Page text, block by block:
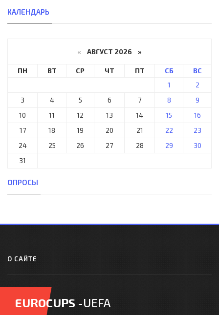
КАЛЕНДАРЬ
« АВГУСТ 2026 »
ПН ВТ СР ЧТ ПТ СБ
ВС
1
2
3
4 5 6 7 8
9
10
11 12 13 14 15
16
17
18 19 20 21 22
23
24
25 26 27 28 29
30
31
ОПРОСЫ
О САЙТЕ
EUROCUPS -UEFA